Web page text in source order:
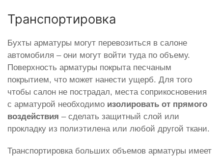
Транспортировка
Бухты арматуры могут перевозиться в салоне
автомобиля – они могут войти туда по объему.
Поверхность арматуры покрыта песчаным
покрытием, что может нанести ущерб. Для того
чтобы салон не пострадал, места соприкосновения
с арматурой необходимо изолировать от прямого
воздействия – сделать защитный слой или
прокладку из полиэтилена или любой другой ткани.
Транспортировка больших объемов арматуры имеет